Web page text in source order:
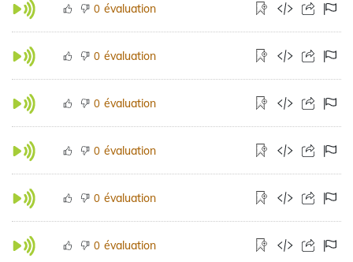
0 évaluation
0 évaluation
0 évaluation
0 évaluation
0 évaluation
0 évaluation